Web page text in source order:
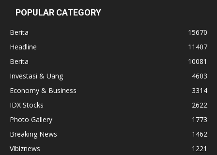
POPULAR CATEGORY
Berita
15670
Headline
11407
Berita
10081
Investasi & Uang
4603
Economy & Business
3314
IDX Stocks
2622
Photo Gallery
1773
Breaking News
1462
Vibiznews
1221